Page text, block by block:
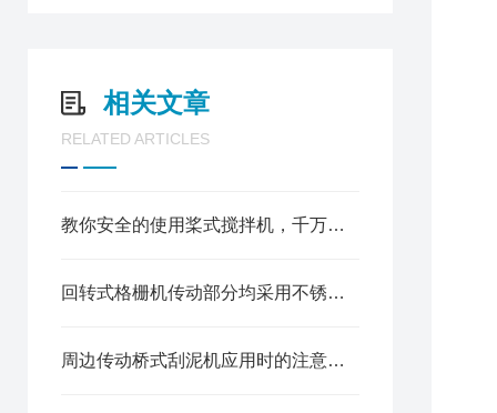
相关文章
RELATED ARTICLES
教你安全的使用桨式搅拌机，千万不要错过
回转式格栅机传动部分均采用不锈钢材料，可有效防止设备的腐蚀损坏
周边传动桥式刮泥机应用时的注意事项